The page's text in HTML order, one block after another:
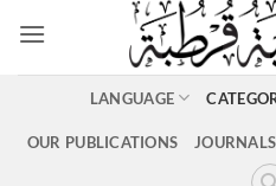
LANGUAGE
OUR PUBLICATIONS JOURNALS